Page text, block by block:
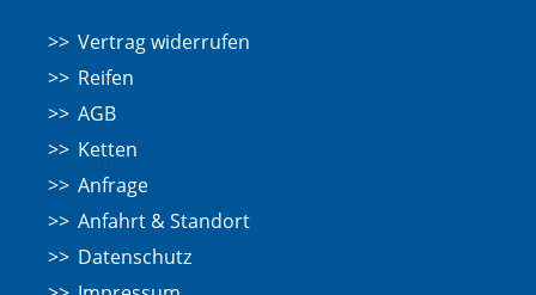
Vertrag widerrufen
Reifen
AGB
Ketten
Anfrage
Anfahrt & Standort
Datenschutz